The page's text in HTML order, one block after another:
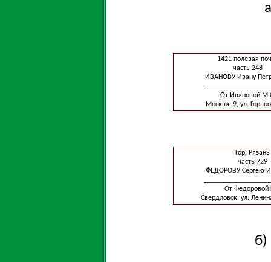
1421 полевая
часть 248
ИВАНОВУ Ивану
От Ивановой
Москва, 9, ул.
Гор. Рязань
часть 729
ФЕДОРОВУ Сергею
От Федоровой
Свердловск, ул.
б)